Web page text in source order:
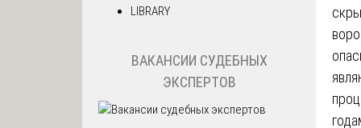
LIBRARY
ВАКАНСИИ СУДЕБНЫХ
ЭКСПЕРТОВ